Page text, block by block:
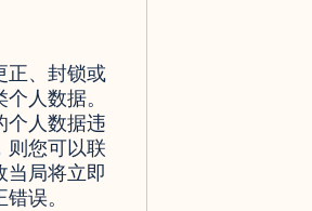
正、封锁或
人数据。
个人数据违
则您可以联
当局将立即
误。